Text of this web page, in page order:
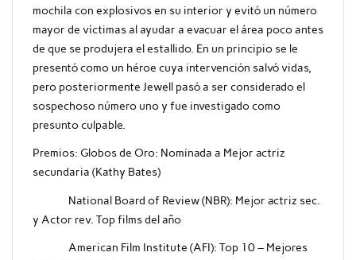
mochila con explosivos en su interior y evitó un número
mayor de víctimas al ayudar a evacuar el área poco antes
de que se produjera el estallido. En un principio se le
presentó como un héroe cuya intervención salvó vidas,
pero posteriormente Jewell pasó a ser considerado el
sospechoso número uno y fue investigado como
presunto culpable.
Premios: Globos de Oro: Nominada a Mejor actriz
secundaria (Kathy Bates)
National Board of Review (NBR): Mejor actriz sec.
y Actor rev. Top films del año
American Film Institute (AFI): Top 10 – Mejores